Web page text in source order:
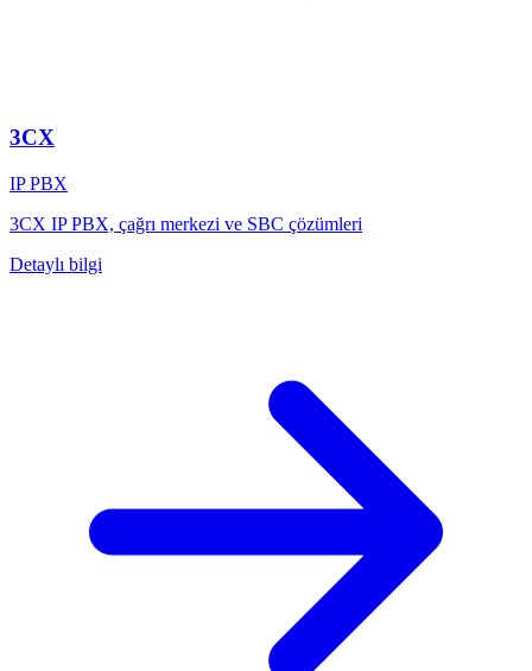
3CX
IP PBX
3CX IP PBX, çağrı merkezi ve SBC çözümleri
Detaylı bilgi